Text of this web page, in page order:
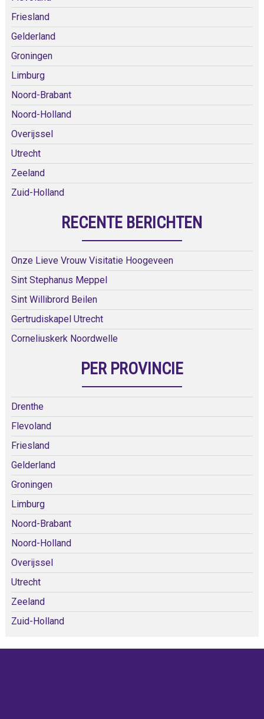
Friesland
Gelderland
Groningen
Limburg
Noord-Brabant
Noord-Holland
Overijssel
Utrecht
Zeeland
Zuid-Holland
RECENTE BERICHTEN
Onze Lieve Vrouw Visitatie Hoogeveen
Sint Stephanus Meppel
Sint Willibrord Beilen
Gertrudiskapel Utrecht
Corneliuskerk Noordwelle
PER PROVINCIE
Drenthe
Flevoland
Friesland
Gelderland
Groningen
Limburg
Noord-Brabant
Noord-Holland
Overijssel
Utrecht
Zeeland
Zuid-Holland